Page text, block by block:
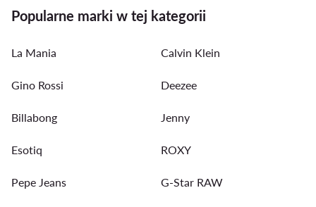
Popularne marki w tej kategorii
La Mania Calvin Klein
Gino Rossi Deezee
Billabong Jenny
Esotiq ROXY
Pepe Jeans G-Star RAW